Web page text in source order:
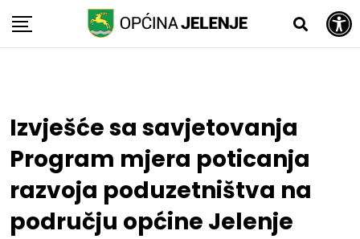
Open toolbar
Skip
Izvješće sa savjetovanja
Program mjera poticanja
razvoja poduzetništva na
području općine Jelenje